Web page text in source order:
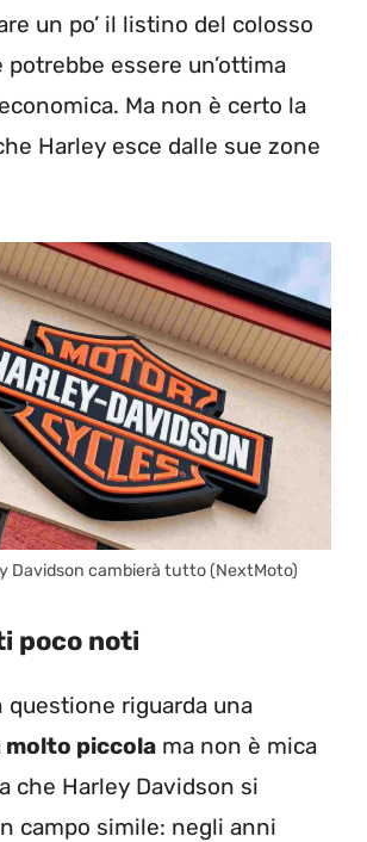
un po’ il listino del colosso
essere un’ottima
Ma non è certo la
Harley esce dalle sue zone
Davidson cambierà tutto (NextMoto)
poco noti
questione riguarda una
molto piccola ma non è mica
che Harley Davidson si
campo simile: negli anni